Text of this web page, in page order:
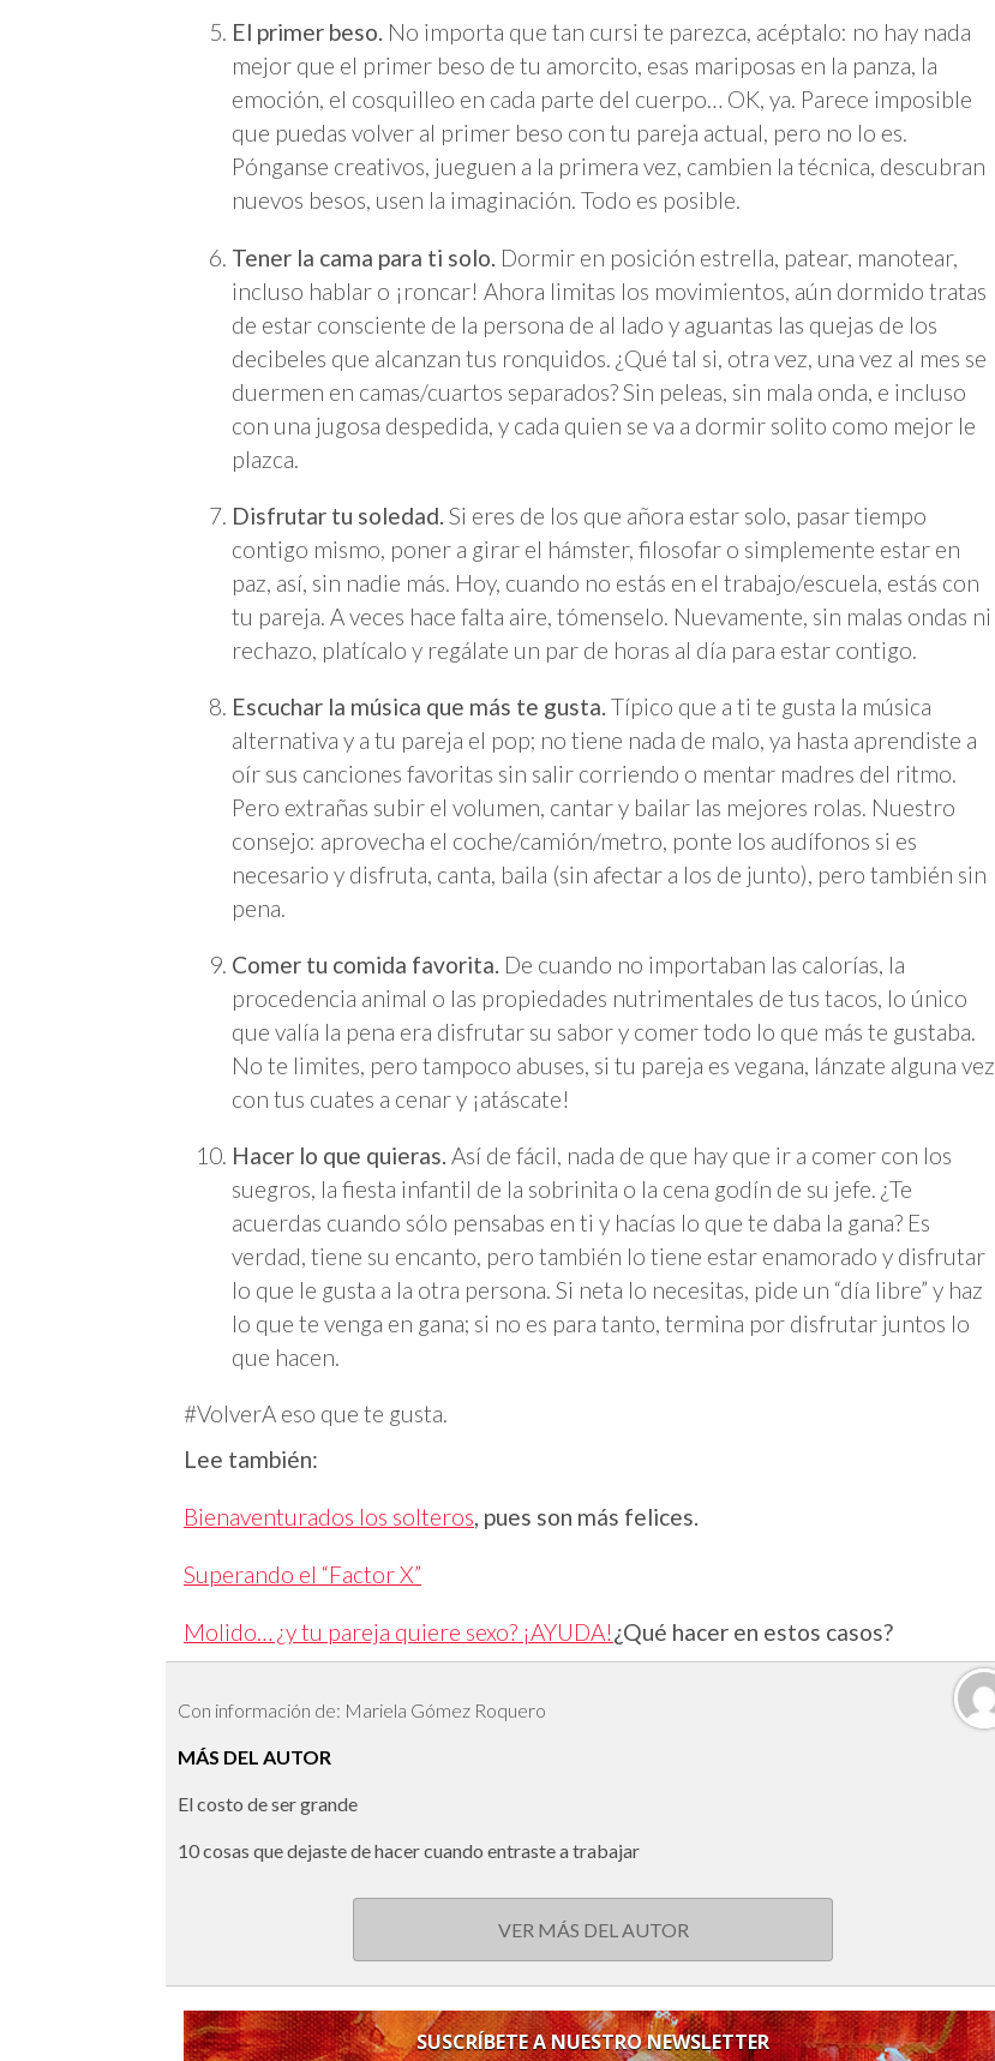
El primer beso. No importa que tan cursi te parezca, acéptalo: no hay nada
mejor que el primer beso de tu amorcito, esas mariposas en la panza, la
emoción, el cosquilleo en cada parte del cuerpo… OK, ya. Parece imposible
que puedas volver al primer beso con tu pareja actual, pero no lo es.
Pónganse creativos, jueguen a la primera vez, cambien la técnica, descubran
nuevos besos, usen la imaginación. Todo es posible.
Tener la cama para ti solo. Dormir en posición estrella, patear, manotear,
incluso hablar o ¡roncar! Ahora limitas los movimientos, aún dormido tratas
de estar consciente de la persona de al lado y aguantas las quejas de los
decibeles que alcanzan tus ronquidos. ¿Qué tal si, otra vez, una vez al mes se
duermen en camas/cuartos separados? Sin peleas, sin mala onda, e incluso
con una jugosa despedida, y cada quien se va a dormir solito como mejor le
plazca.
Disfrutar tu soledad. Si eres de los que añora estar solo, pasar tiempo
contigo mismo, poner a girar el hámster, filosofar o simplemente estar en
paz, así, sin nadie más. Hoy, cuando no estás en el trabajo/escuela, estás con
tu pareja. A veces hace falta aire, tómenselo. Nuevamente, sin malas ondas ni
rechazo, platícalo y regálate un par de horas al día para estar contigo.
Escuchar la música que más te gusta. Típico que a ti te gusta la música
alternativa y a tu pareja el pop; no tiene nada de malo, ya hasta aprendiste a
oír sus canciones favoritas sin salir corriendo o mentar madres del ritmo.
Pero extrañas subir el volumen, cantar y bailar las mejores rolas. Nuestro
consejo: aprovecha el coche/camión/metro, ponte los audífonos si es
necesario y disfruta, canta, baila (sin afectar a los de junto), pero también sin
pena.
Comer tu comida favorita. De cuando no importaban las calorías, la
procedencia animal o las propiedades nutrimentales de tus tacos, lo único
que valía la pena era disfrutar su sabor y comer todo lo que más te gustaba.
No te limites, pero tampoco abuses, si tu pareja es vegana, lánzate alguna vez
con tus cuates a cenar y ¡atáscate!
Hacer lo que quieras. Así de fácil, nada de que hay que ir a comer con los
suegros, la fiesta infantil de la sobrinita o la cena godín de su jefe. ¿Te
acuerdas cuando sólo pensabas en ti y hacías lo que te daba la gana? Es
verdad, tiene su encanto, pero también lo tiene estar enamorado y disfrutar
lo que le gusta a la otra persona. Si neta lo necesitas, pide un “día libre” y haz
lo que te venga en gana; si no es para tanto, termina por disfrutar juntos lo
que hacen.
#VolverA eso que te gusta.
Lee también:
Bienaventurados los solteros, pues son más felices.
Superando el “Factor X”
Molido… ¿y tu pareja quiere sexo? ¡AYUDA!¿Qué hacer en estos casos?
Con información de: Mariela Gómez Roquero
MÁS DEL AUTOR
El costo de ser grande
10 cosas que dejaste de hacer cuando entraste a trabajar
VER MÁS DEL AUTOR
SUSCRÍBETE A NUESTRO NEWSLETTER